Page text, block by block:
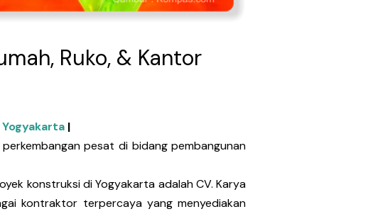
Ruko, & Kantor
|
pesat di bidang pembangunan
konstruksi di Yogyakarta adalah CV. Karya
kontraktor terpercaya yang menyediakan